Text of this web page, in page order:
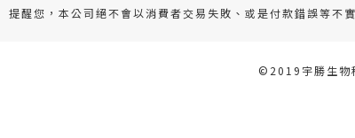
提醒您，本公司絕不會以消費者交易失敗、或是付款錯誤等不
©2019宇勝生物